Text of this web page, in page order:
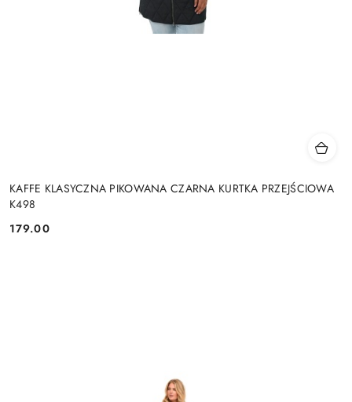
KAFFE KLASYCZNA PIKOWANA CZARNA KURTKA PRZEJŚCIOWA
K498
Cena:
179.00